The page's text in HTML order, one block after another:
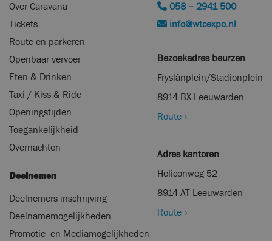
Over Caravana
Tickets
Route en parkeren
Openbaar vervoer
Eten & Drinken
Taxi / Kiss & Ride
Openingstijden
Toegankelijkheid
Overnachten
Deelnemen
Deelnemers inschrijving
Deelnamemogelijkheden
Promotie- en Mediamogelijkheden
058 – 2941 500
info@wtcexpo.nl
Bezoekadres beurzen
Fryslânplein/Stadionplein
8914 BX Leeuwarden
Route
Adres kantoren
Heliconweg 52
8914 AT Leeuwarden
Route